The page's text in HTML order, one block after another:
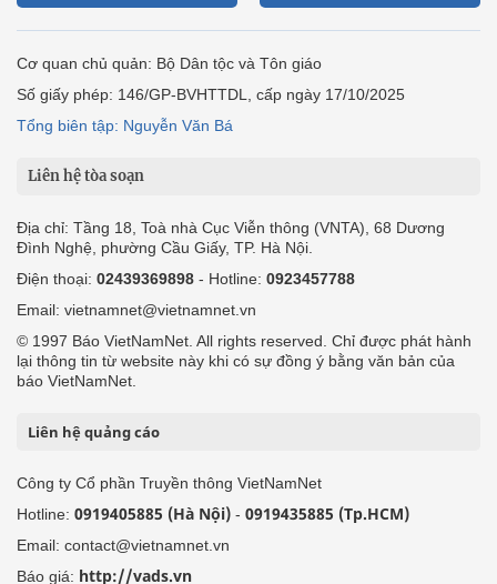
Cơ quan chủ quản: Bộ Dân tộc và Tôn giáo
Số giấy phép: 146/GP-BVHTTDL, cấp ngày 17/10/2025
Tổng biên tập: Nguyễn Văn Bá
Liên hệ tòa soạn
Địa chỉ: Tầng 18, Toà nhà Cục Viễn thông (VNTA), 68 Dương
Đình Nghệ, phường Cầu Giấy, TP. Hà Nội.
Điện thoại: 02439369898 - Hotline: 0923457788
Email: vietnamnet@vietnamnet.vn
© 1997 Báo VietNamNet. All rights reserved. Chỉ được phát hành
lại thông tin từ website này khi có sự đồng ý bằng văn bản của
báo VietNamNet.
Liên hệ quảng cáo
Công ty Cổ phần Truyền thông VietNamNet
Hotline: 0919405885 (Hà Nội) - 0919435885 (Tp.HCM)
Email: contact@vietnamnet.vn
Báo giá: http://vads.vn